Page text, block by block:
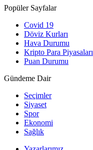
Popüler Sayfalar
Covid 19
Döviz Kurları
Hava Durumu
Kripto Para Piyasaları
Puan Durumu
Gündeme Dair
Seçimler
Siyaset
Spor
Ekonomi
Sağlık